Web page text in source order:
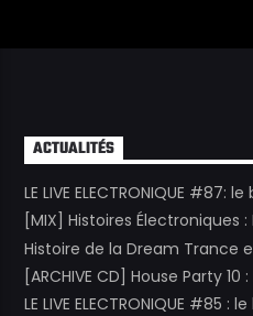
ACTUALITÉS
LE LIVE ELECTRONIQUE #87:
[MIX] Histoires Électroniques :
Histoire de la Dream Trance
[ARCHIVE CD] House Party
LE LIVE ELECTRONIQUE #85 :